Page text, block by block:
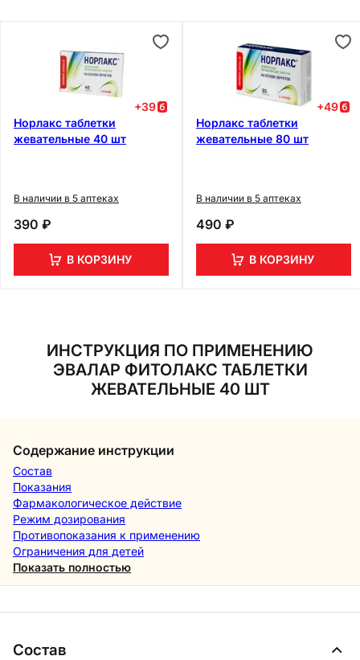
+39
Норлакс таблетки
жевательные 40 шт
В наличии в 5 аптеках
390 ₽
В КОРЗИНУ
+49
Норлакс таблетки
жевательные 80 шт
В наличии в 5 аптеках
490 ₽
В КОРЗИНУ
ИНСТРУКЦИЯ ПО ПРИМЕНЕНИЮ
ЭВАЛАР ФИТОЛАКС ТАБЛЕТКИ
ЖЕВАТЕЛЬНЫЕ 40 ШТ
Содержание инструкции
Состав
Показания
Фармакологическое действие
Режим дозирования
Противопоказания к применению
Ограничения для детей
Показать полностью
Состав